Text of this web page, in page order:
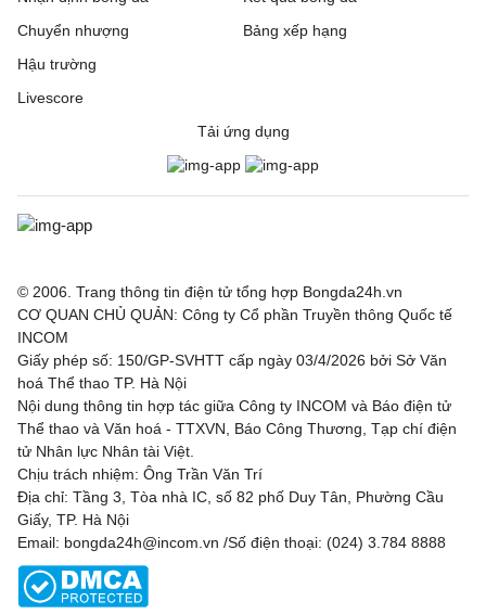
Chuyển nhượng
Hậu trường
Livescore
Bảng xếp hạng
Tải ứng dụng
© 2006. Trang thông tin điện tử tổng hợp Bongda24h.vn
CƠ QUAN CHỦ QUẢN: Công ty Cổ phần Truyền thông Quốc tế
INCOM
Giấy phép số: 150/GP-SVHTT cấp ngày 03/4/2026 bởi Sở Văn
hoá Thể thao TP. Hà Nội
Nội dung thông tin hợp tác giữa Công ty INCOM và Báo điện tử
Thể thao và Văn hoá - TTXVN, Báo Công Thương, Tạp chí điện
tử Nhân lực Nhân tài Việt.
Chịu trách nhiệm: Ông Trần Văn Trí
Địa chỉ: Tầng 3, Tòa nhà IC, số 82 phố Duy Tân, Phường Cầu
Giấy, TP. Hà Nội
Email: bongda24h@incom.vn /Số điện thoại: (024) 3.784 8888